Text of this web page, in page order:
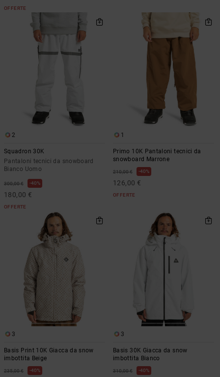
OFFERTE
2
Squadron 30K
Pantaloni tecnici da snowboard
Bianco Uomo
300,00 € 40%
180,00 €
OFFERTE
1
Primo 10K Pantaloni tecnici da
snowboard Marrone
210,00 € 40%
126,00 €
OFFERTE
3
Basis Print 10K Giacca da snow
imbottita Beige
235,00 € 40%
3
Basis 30K Giacca da snow
imbottita Bianco
310,00 € 40%